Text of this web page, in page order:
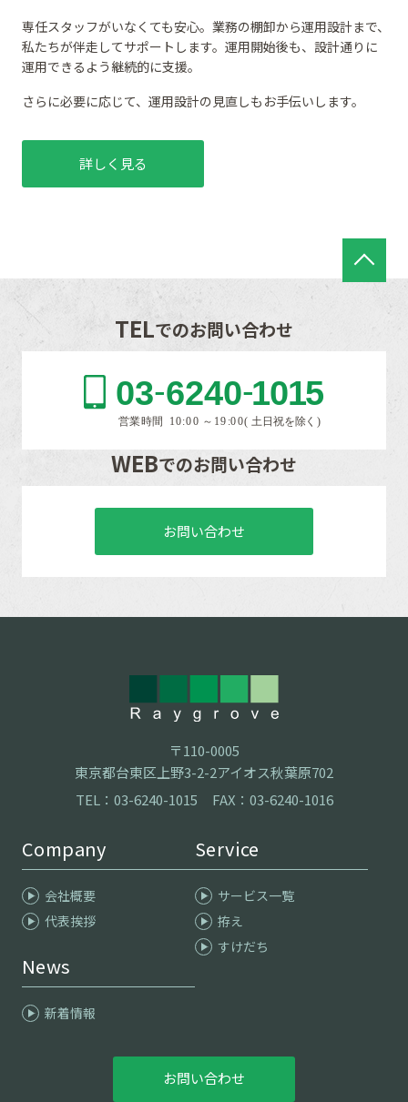
専任スタッフがいなくても安心。業務の棚卸から運用設計まで、
私たちが伴走してサポートします。運用開始後も、設計通りに
運用できるよう継続的に支援。
さらに必要に応じて、運用設計の見直しもお手伝いします。
詳しく見る
TELでのお問い合わせ
WEBでのお問い合わせ
お問い合わせ
〒110-0005
東京都台東区上野3-2-2アイオス秋葉原702
TEL： 03-6240-1015 FAX：03-6240-1016
Company
会社概要
代表挨拶
Service
サービス一覧
拵え
すけだち
News
新着情報
お問い合わせ